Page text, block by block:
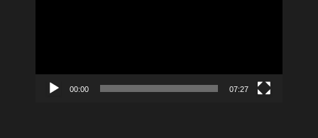
00:00 07:27